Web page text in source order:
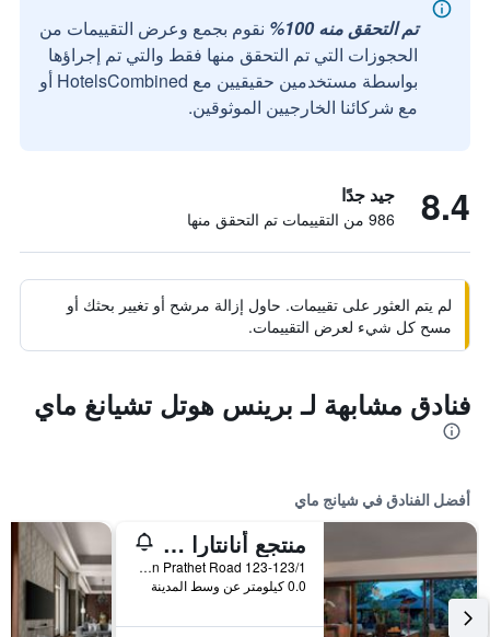
تم التحقق منه 100%
نقوم بجمع وعرض التقييمات من
الحجوزات التي تم التحقق منها فقط والتي تم إجراؤها
بواسطة مستخدمين حقيقيين مع HotelsCombined أو
مع شركائنا الخارجيين الموثوقين.
8.4 جيد جدًا
986 من التقييمات تم التحقق منها
لم يتم العثور على تقييمات. حاول إزالة مرشح أو تغيير بحثك أو
مسح كل شيء لعرض التقييمات.
فنادق مشابهة لـ برينس هوتل تشيانغ ماي
أفضل الفنادق في شيانج ماي
منتجع أنانتارا شيانغ ماي
123-123/1 Charoen Prathet Road, شيانج ماي, تايلاند
0.0 كيلومتر عن وسط المدينة